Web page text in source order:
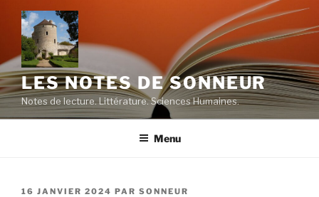
contenu
principal
LES NOTES DE SONNEUR
Notes de lecture. Littérature. Sciences Humaines.
Menu
PUBLIÉ
16 JANVIER 2024 PAR SONNEUR